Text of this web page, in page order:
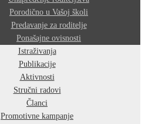
Porodično u Vašoj školi
Predavanje za roditelje
Ponašajne ovisnosti
Istraživanja
Publikacije
Aktivnosti
Stručni radovi
Članci
Promotivne kampanje